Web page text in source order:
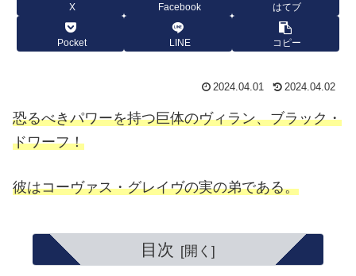
X Facebook はてブ
Pocket LINE コピー
2024.04.01 2024.04.02
恐るべきパワーを持つ巨体のヴィラン、ブラック・
ドワーフ！
彼はコーヴァス・グレイヴの実の弟である。
目次